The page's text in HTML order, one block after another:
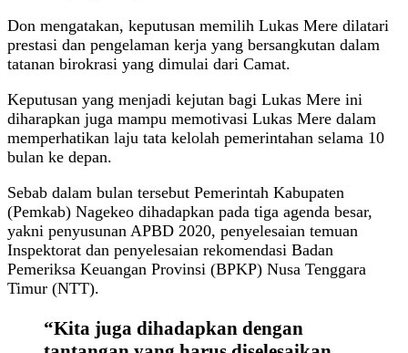
Don mengatakan, keputusan memilih Lukas Mere dilatari
prestasi dan pengelaman kerja yang bersangkutan dalam
tatanan birokrasi yang dimulai dari Camat.
Keputusan yang menjadi kejutan bagi Lukas Mere ini
diharapkan juga mampu memotivasi Lukas Mere dalam
memperhatikan laju tata kelolah pemerintahan selama 10
bulan ke depan.
Sebab dalam bulan tersebut Pemerintah Kabupaten
(Pemkab) Nagekeo dihadapkan pada tiga agenda besar,
yakni penyusunan APBD 2020, penyelesaian temuan
Inspektorat dan penyelesaian rekomendasi Badan
Pemeriksa Keuangan Provinsi (BPKP) Nusa Tenggara
Timur (NTT).
“Kita juga dihadapkan dengan